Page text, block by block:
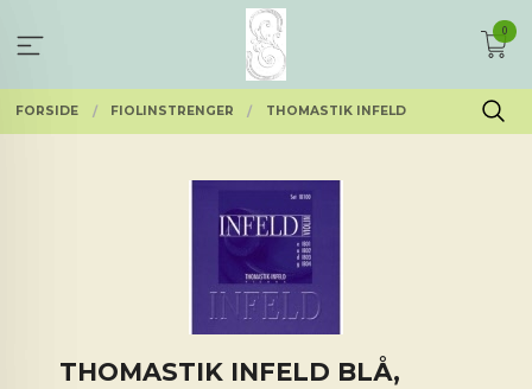
innholdet
0
FORSIDE FIOLINSTRENGER THOMASTIK INFELD
THOMASTIK INFELD BLÅ,